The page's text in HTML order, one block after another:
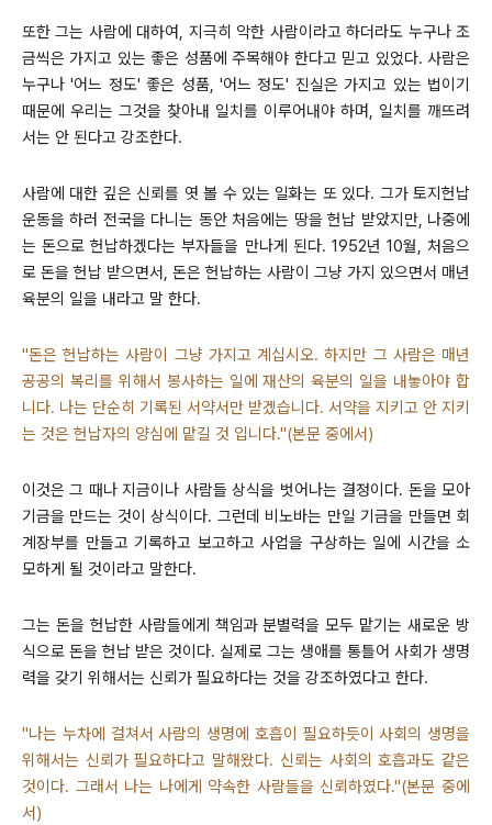
또한 그는 사람에 대하여, 지극히 악한 사람이라고 하더라도 누구나 조
금씩은 가지고 있는 좋은 성품에 주목해야 한다고 믿고 있었다. 사람은
누구나 '어느 정도' 좋은 성품, '어느 정도' 진실은 가지고 있는 법이기
때문에 우리는 그것을 찾아내 일치를 이루어내야 하며, 일치를 깨뜨려
서는 안 된다고 강조한다.
사람에 대한 깊은 신뢰를 엿 볼 수 있는 일화는 또 있다. 그가 토지헌납
운동을 하러 전국을 다니는 동안 처음에는 땅을 헌납 받았지만, 나중에
는 돈으로 헌납하겠다는 부자들을 만나게 된다. 1952년 10월, 처음으
로 돈을 헌납 받으면서, 돈은 헌납하는 사람이 그냥 가지 있으면서 매년
육분의 일을 내라고 말 한다.
"돈은 헌납하는 사람이 그냥 가지고 계십시오. 하지만 그 사람은 매년
공공의 복리를 위해서 봉사하는 일에 재산의 육분의 일을 내놓아야 합
니다. 나는 단순히 기록된 서약서만 받겠습니다. 서약을 지키고 안 지키
는 것은 헌납자의 양심에 맡길 것 입니다."(본문 중에서)
이것은 그 때나 지금이나 사람들 상식을 벗어나는 결정이다. 돈을 모아
기금을 만드는 것이 상식이다. 그런데 비노바는 만일 기금을 만들면 회
계장부를 만들고 기록하고 보고하고 사업을 구상하는 일에 시간을 소
모하게 될 것이라고 말한다.
그는 돈을 헌납한 사람들에게 책임과 분별력을 모두 맡기는 새로운 방
식으로 돈을 헌납 받은 것이다. 실제로 그는 생애를 통틀어 사회가 생명
력을 갖기 위해서는 신뢰가 필요하다는 것을 강조하였다고 한다.
"나는 누차에 걸쳐서 사람의 생명에 호흡이 필요하듯이 사회의 생명을
위해서는 신뢰가 필요하다고 말해왔다. 신뢰는 사회의 호흡과도 같은
것이다. 그래서 나는 나에게 약속한 사람들을 신뢰하였다."(본문 중에
서)